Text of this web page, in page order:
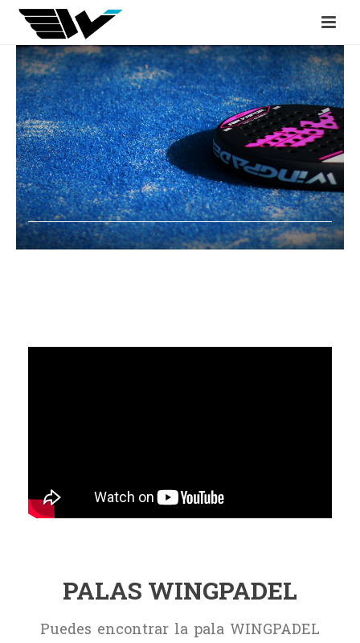
PALAS WINGPADEL
Puedes encontrar la pala WINGPADEL